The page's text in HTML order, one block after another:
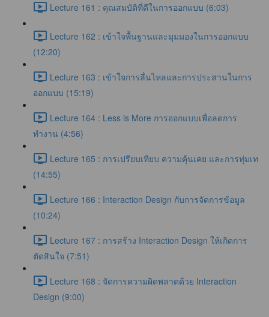
Lecture 161 : คุณสมบัติที่ดีในการออกแบบ (6:03)
Lecture 162 : เข้าใจพื้นฐานและมุมมองในการออกแบบ
(12:20)
Lecture 163 : เข้าใจการลื่นไหลและการประสานในการ
ออกแบบ (15:19)
Lecture 164 : Less is More การออกแบบเพื่อลดการ
ทำงาน (4:56)
Lecture 165 : การเปรียบเทียบ ความคุ้นเคย และการทุ่มเท
(14:55)
Lecture 166 : Interaction Design กับการจัดการข้อมูล
(10:24)
Lecture 167 : การสร้าง Interaction Design ให้เกิดการ
ตัดสินใจ (7:51)
Lecture 168 : จัดการความผิดพลาดด้วย Interaction
Design (9:00)